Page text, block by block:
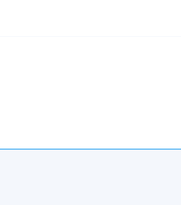
career, like: DDB, Leo Burnett